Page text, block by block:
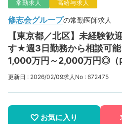
常勤求人 高給与求人
修志会グループの常勤医師求人
【東京都／北区】未経験歓
す★週3日勤務から相談可
1,000万円～2,000万円◎（
更新日 : 2026/02/09求人No : 672475
お気に入り